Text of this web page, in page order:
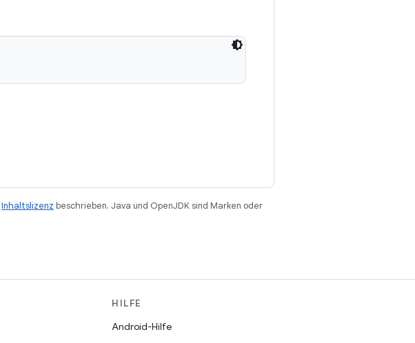
Inhaltslizenz beschrieben. Java und OpenJDK sind Marken oder
HILFE
Android-Hilfe